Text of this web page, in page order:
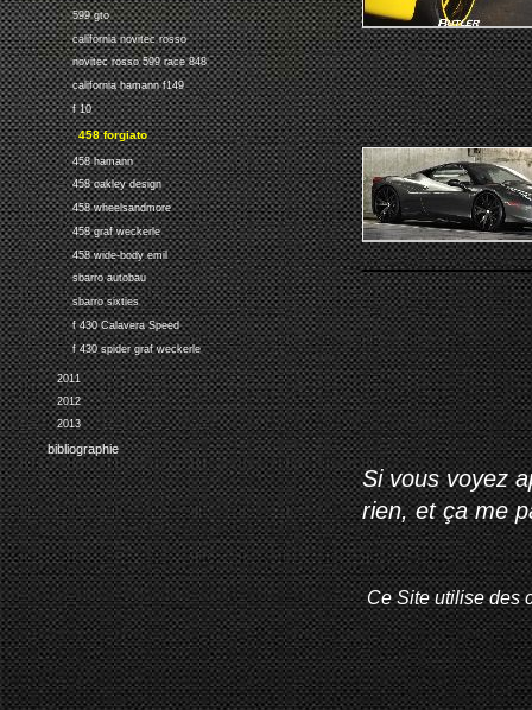
599 gto
california novitec rosso
novitec rosso 599 race 848
california hamann f149
f 10
458 forgiato
458 hamann
458 oakley design
458 wheelsandmore
458 graf weckerle
458 wide-body emil
sbarro autobau
sbarro sixties
f 430 Calavera Speed
f 430 spider graf weckerle
2011
2012
2013
bibliographie
Si vous voyez
rien, et ça me
Ce Site utilise des